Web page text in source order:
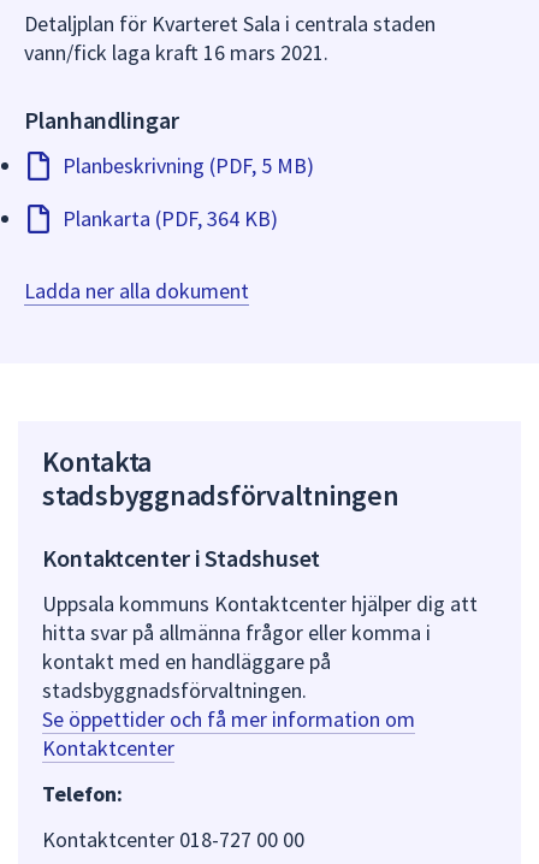
Detaljplan för Kvarteret Sala i centrala staden
vann/fick laga kraft 16 mars 2021.
Planhandlingar
Planbeskrivning (PDF, 5 MB)
Plankarta (PDF, 364 KB)
Ladda ner alla dokument
Kontakta
stadsbyggnadsförvaltningen
Kontaktcenter i Stadshuset
Uppsala kommuns Kontaktcenter hjälper dig att
hitta svar på allmänna frågor eller komma i
kontakt med en handläggare på
stadsbyggnadsförvaltningen.
Se öppettider och få mer information om
Kontaktcenter
Telefon:
Kontaktcenter 018-727 00 00